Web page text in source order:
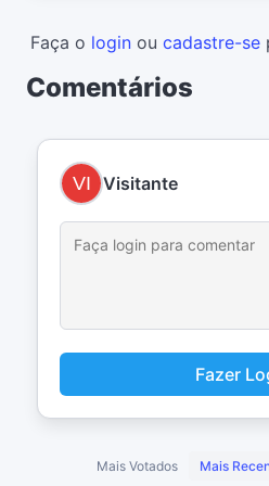
Faça o login ou cadastre-se
Comentários
Visitante
Fazer
Mais Votados Mais